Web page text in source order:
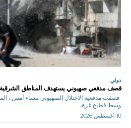
دولي
قصف مدفعي صهيوني يستهدف المناطق
قصفت مدفعية الاحتلال الصهيوني مساء أمس ،
وسط قطاع غزة،...
10 أغسطس 2026